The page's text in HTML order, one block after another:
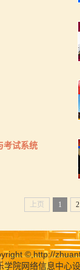
考试系统
上页 1 2
©,http://
学院网络信息中心